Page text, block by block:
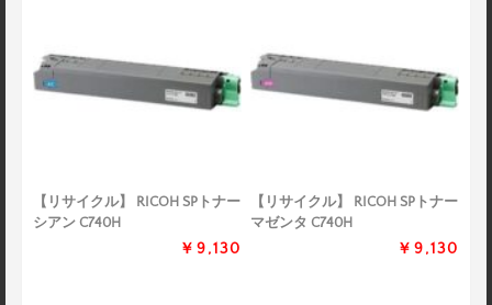
【リサイクル】 RICOH SPトナー
シアン C740H
￥9,130
【リサイクル】 RICOH SPトナー
マゼンタ C740H
￥9,130